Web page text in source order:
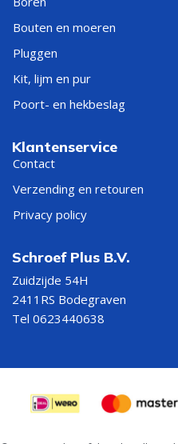
Bouten en moeren
Pluggen
Kit, lijm en pur
Poort- en hekbeslag
Klantenservice
Contact
Verzending en retouren
Privacy policy
Schroef Plus B.V.
Zuidzijde 54H
2411RS Bodegraven
Tel 0623440638